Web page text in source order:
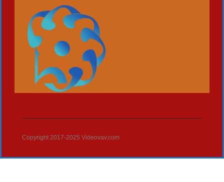
Copyright 2017-2025 Videovav.com